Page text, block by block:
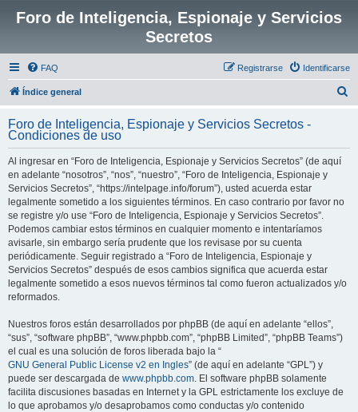
Foro de Inteligencia, Espionaje y Servicios
Secretos
FAQ Identificarse
Registrarse
Índice general
c
Foro de Inteligencia, Espionaje y Servicios Secretos -
Condiciones de uso
Al ingresar en “Foro de Inteligencia, Espionaje y Servicios Secretos” (de aquí
en adelante “nosotros”, “nos”, “nuestro”, “Foro de Inteligencia, Espionaje y
Servicios Secretos”, “https://intelpage.info/forum”), usted acuerda estar
legalmente sometido a los siguientes términos. En caso contrario por favor no
se registre y/o use “Foro de Inteligencia, Espionaje y Servicios Secretos”.
Podemos cambiar estos términos en cualquier momento e intentaríamos
avisarle, sin embargo sería prudente que los revisase por su cuenta
periódicamente. Seguir registrado a “Foro de Inteligencia, Espionaje y
Servicios Secretos” después de esos cambios significa que acuerda estar
legalmente sometido a esos nuevos términos tal como fueron actualizados y/o
reformados.
Nuestros foros están desarrollados por phpBB (de aquí en adelante “ellos”,
“sus”, “software phpBB”, “www.phpbb.com”, “phpBB Limited”, “phpBB Teams”)
el cual es una solución de foros liberada bajo la “
GNU General Public License v2 en Ingles” (de aquí en adelante “GPL”) y
puede ser descargada de www.phpbb.com. El software phpBB solamente
facilita discusiones basadas en Internet y la GPL estrictamente los excluye de
lo que aprobamos y/o desaprobamos como conductas y/o contenido